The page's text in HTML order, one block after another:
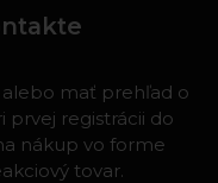
mať prehľad o
prvej registrácii do
nákup vo forme
tovar.